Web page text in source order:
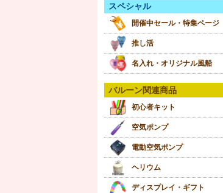
スペシャル
開催中セール・特集ページ
推し活
名入れ・オリジナル風船
バルーン関連商品
初心者キット
空気ポンプ
電動空気ポンプ
ヘリウム
ディスプレイ・ギフト